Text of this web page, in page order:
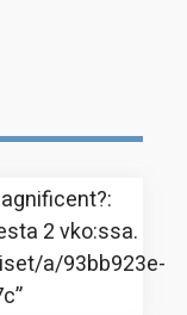
:
2 vko:ssa.
a/93bb923e-
”